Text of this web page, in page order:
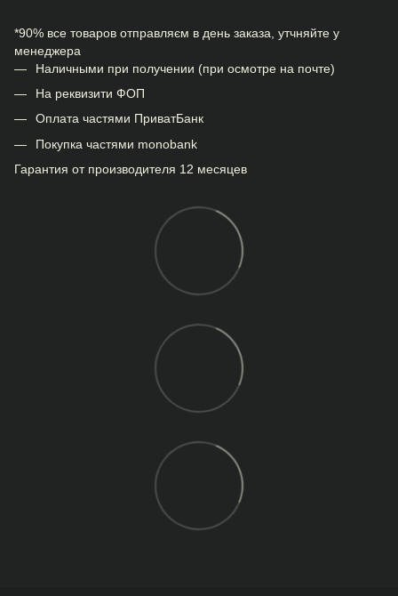
*90% все товаров отправляєм в день заказа, утчняйте у
менеджера
Наличными при получении (при осмотре на почте)
На реквизити ФОП
Оплата частями ПриватБанк
Покупка частями monobank
Гарантия от производителя 12 месяцев